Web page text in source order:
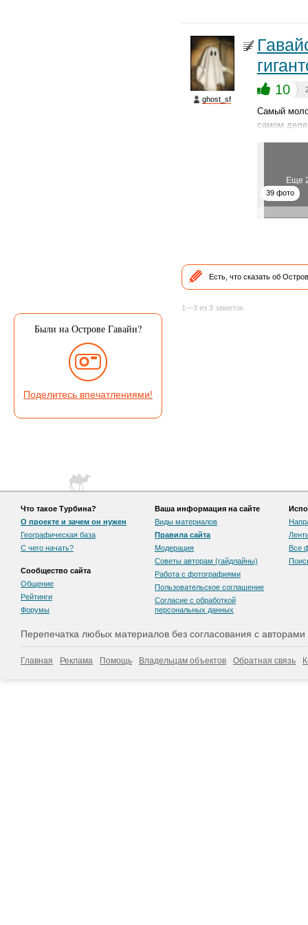
Были на Острове Гавайи?
Поделитесь впечатлениями!
ghost_sf
10
Самый
самом деле
Еще
39 фото
Есть, что сказать об
1—3 из 3 заметок
Что такое Турбина?
О проекте и зачем он нужен
Географическая база
С чего начать?
Сообщество сайта
Общение
Рейтинги
Форумы
Ваша информация на сайте
Виды материалов
Правила сайта
Модерация
Советы авторам (гайдлайны)
Работа с фотографиями
Пользовательскоe соглашение
Согласие с обработкой
персональных данных
Все
Перепечатка любых материалов без согласования с
Главная Реклама Помощь Владельцам объектов Обратная связь